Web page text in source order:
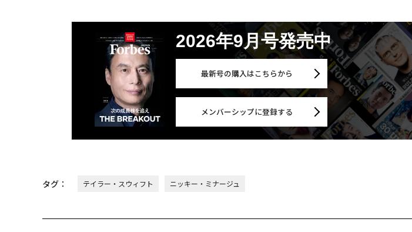
2026年9月号発売中
最新号の購入はこちらから
メンバーシップに登録する
タグ： テイラー・スウィフト ニッキー・ミナージュ